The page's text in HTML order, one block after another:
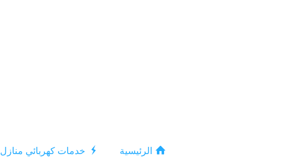
الرئيسية خدمات كهربائي منازل